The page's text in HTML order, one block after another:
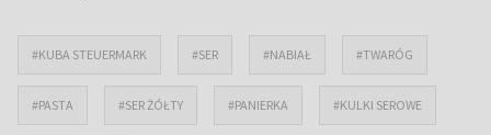
#KUBA STEUERMARK #SER #NABIAŁ #TWARÓG
#PASTA #SER ŻÓŁTY #PANIERKA #KULKI SEROWE